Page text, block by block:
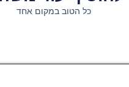
כל הטוב במקום אחד